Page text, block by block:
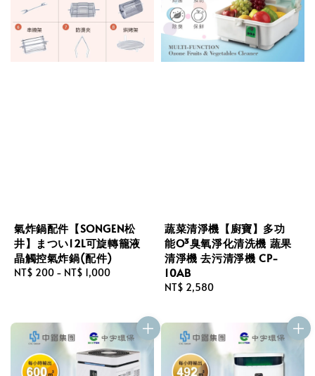
氣炸鍋配件【SONGEN松
井】まつい12L可旋轉籠液
晶觸控氣炸鍋(配件)
Regular
NT$ 200 - NT$ 1,000
蔬菜清淨機【廚寶】多功
能O³臭氧淨化清洗機 蔬果
清淨機 去污清淨機 CP-
10AB
Regular
NT$ 2,580